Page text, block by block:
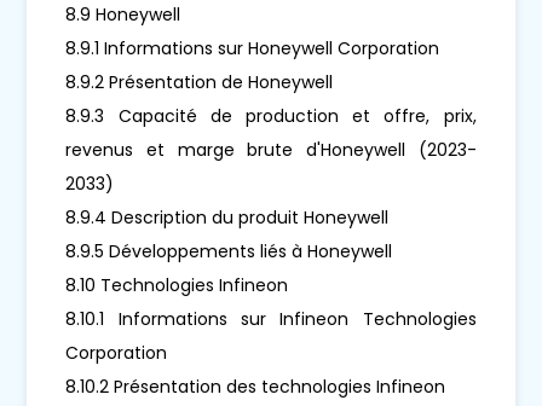
8.9 Honeywell
8.9.1 Informations sur Honeywell Corporation
8.9.2 Présentation de Honeywell
8.9.3 Capacité de production et offre, prix,
revenus et marge brute d'Honeywell (2023-
2033)
8.9.4 Description du produit Honeywell
8.9.5 Développements liés à Honeywell
8.10 Technologies Infineon
8.10.1 Informations sur Infineon Technologies
Corporation
8.10.2 Présentation des technologies Infineon